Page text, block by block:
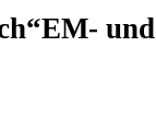
EM-